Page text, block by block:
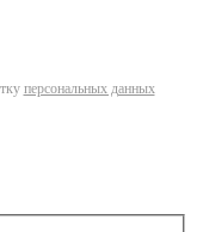
персональных данных